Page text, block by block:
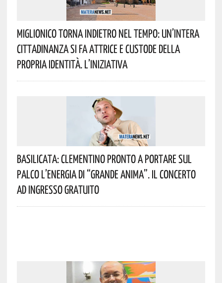
Miglionico Torna Indietro Nel Tempo: Un’intera
Cittadinanza Si Fa Attrice E Custode Della
Propria Identità. L’iniziativa
Basilicata: Clementino Pronto A Portare Sul
Palco L’energia Di “Grande Anima”. Il Concerto
Ad Ingresso Gratuito